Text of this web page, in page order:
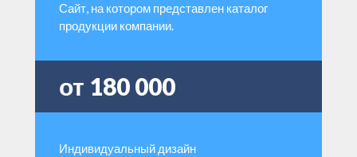
Сайт, на котором представлен каталог
продукции компании.
от 180 000
Индивидуальный дизайн